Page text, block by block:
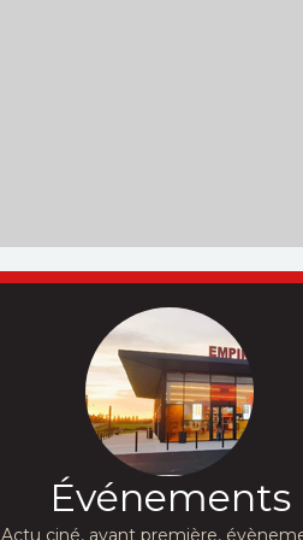
Événements
Actu ciné, avant première,